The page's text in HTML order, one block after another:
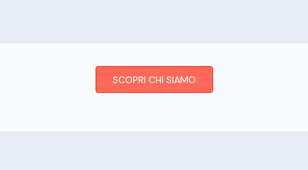
SCOPRI CHI SIAMO